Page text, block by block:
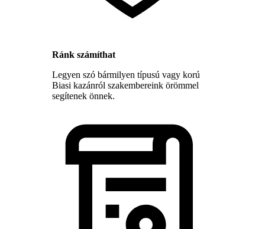
Ránk számíthat
Legyen szó bármilyen típusú vagy korú
Biasi kazánról szakembereink örömmel
segítenek önnek.